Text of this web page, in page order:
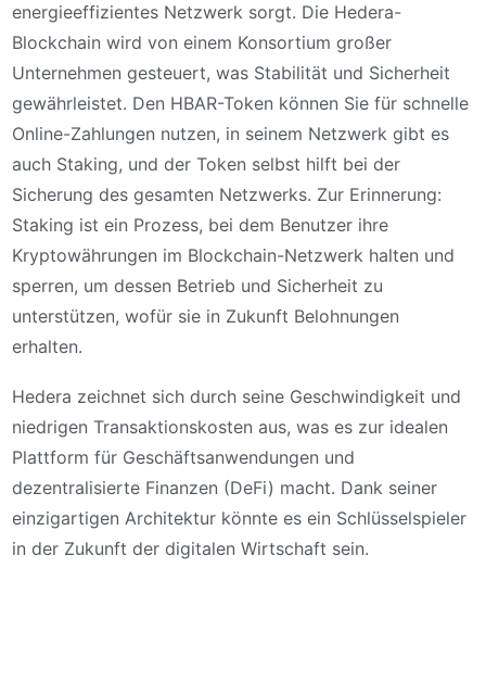
energieeffizientes Netzwerk sorgt. Die Hedera-
Blockchain wird von einem Konsortium großer
Unternehmen gesteuert, was Stabilität und Sicherheit
gewährleistet. Den HBAR-Token können Sie für schnelle
Online-Zahlungen nutzen, in seinem Netzwerk gibt es
auch Staking, und der Token selbst hilft bei der
Sicherung des gesamten Netzwerks. Zur Erinnerung:
Staking ist ein Prozess, bei dem Benutzer ihre
Kryptowährungen im Blockchain-Netzwerk halten und
sperren, um dessen Betrieb und Sicherheit zu
unterstützen, wofür sie in Zukunft Belohnungen
erhalten.
Hedera zeichnet sich durch seine Geschwindigkeit und
niedrigen Transaktionskosten aus, was es zur idealen
Plattform für Geschäftsanwendungen und
dezentralisierte Finanzen (DeFi) macht. Dank seiner
einzigartigen Architektur könnte es ein Schlüsselspieler
in der Zukunft der digitalen Wirtschaft sein.